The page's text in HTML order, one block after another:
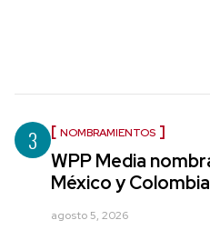
3 NOMBRAMIENTOS
WPP Media
México y Colombia
agosto 5, 2026